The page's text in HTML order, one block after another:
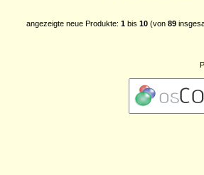
angezeigte neue Produkte: 1 bis 10 (von 89